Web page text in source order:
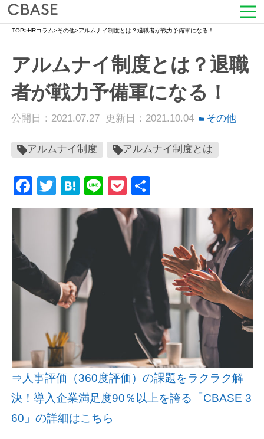
活用シーン
導入事例
HRコラム
お知らせ
よくある質問
資料請求(無料) お見積もり依頼
TOP>HRコラム>その他>アルムナイ制度とは？退職者が戦力予備軍になる！
アルムナイ制度とは？退職
者が戦力予備軍になる！
公開日：2021.07.27 更新日：2021.10.04 その他
アルムナイ制度 アルムナイ制度とは
Facebook
Twitter
Hatena
LinePocket
有
⇒人事評価（360度評価）の課題をラクラク解
決！導入企業満足度90％以上を誇る「CBASE 3
60」の詳細はこちら